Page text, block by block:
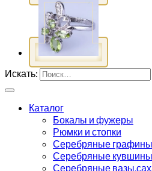
Искать:
Каталог
Бокалы и фужеры
Рюмки и стопки
Серебряные графины
Серебряные кувшины
Серебряные